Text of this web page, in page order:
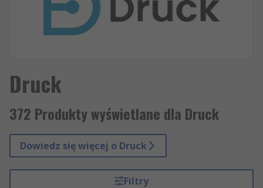
Druck
372 Produkty wyświetlane dla Druck
Dowiedz się więcej o Druck
Filtry